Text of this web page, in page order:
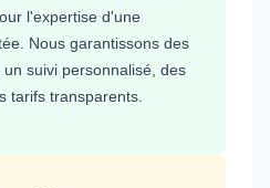
l'expertise d'une
Nous garantissons des
suivi personnalisé, des
tarifs transparents.